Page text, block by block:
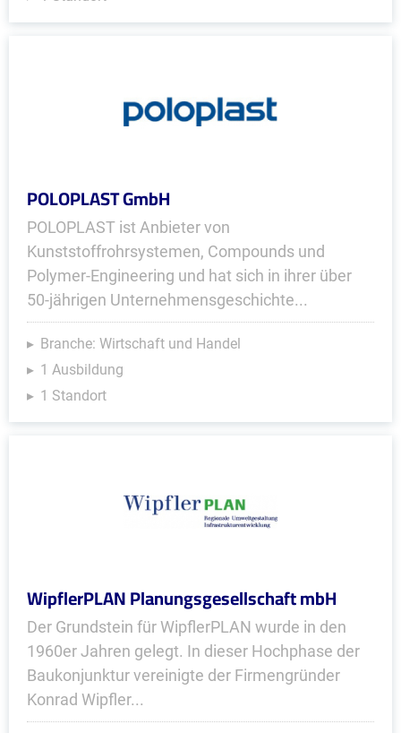
POLOPLAST GmbH
POLOPLAST ist Anbieter von
Kunststoffrohrsystemen, Compounds und
Polymer-Engineering und hat sich in ihrer über
50-jährigen Unternehmensgeschichte...
Branche: Wirtschaft und Handel
1 Ausbildung
1 Standort
WipflerPLAN Planungsgesellschaft mbH
Der Grundstein für WipflerPLAN wurde in den
1960er Jahren gelegt. In dieser Hochphase der
Baukonjunktur vereinigte der Firmengründer
Konrad Wipfler...